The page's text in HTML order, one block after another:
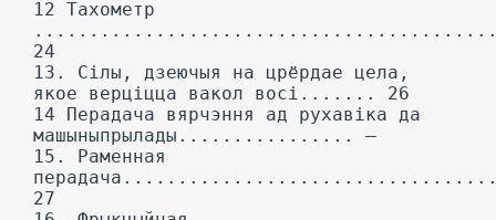
12 Тахометр
24
13. Сілы, дзеючыя на црёрдае цела,
якое верціцца вакол восі....... 26
14 Перадача вярчэння ад рухавіка да
машыныпрылады................ —
15. Раменная
27